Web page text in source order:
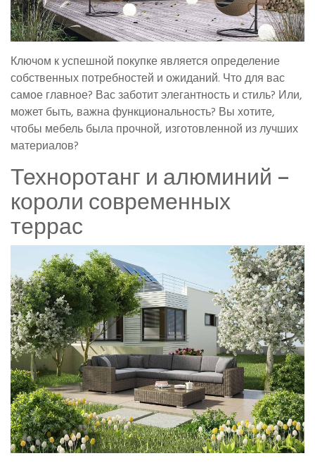
Ключом к успешной покупке является определение
собственных потребностей и ожиданий. Что для вас
самое главное? Вас заботит элегантность и стиль? Или,
может быть, важна функциональность? Вы хотите,
чтобы мебель была прочной, изготовленной из лучших
материалов?
Техноротанг и алюминий –
короли современных
террас